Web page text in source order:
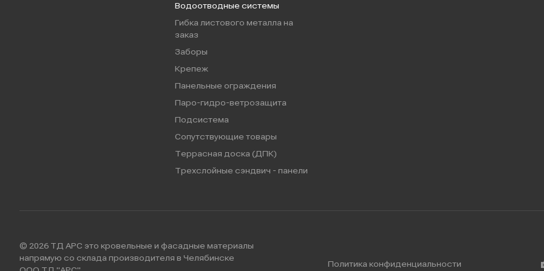
Водоотводные системы
Гибка листового металла на
заказ
Заборы
Крепеж
Панельные ограждения
Паро-гидро-ветрозащита
Подсистема
Сопутствующие товары
Террасная доска (ДПК)
Трехслойные сэндвич - панели
© 2026 ТД АРС это кровельные и фасадные материалы
напрямую со склада производителя в Челябинске
Политика конфиденциальности